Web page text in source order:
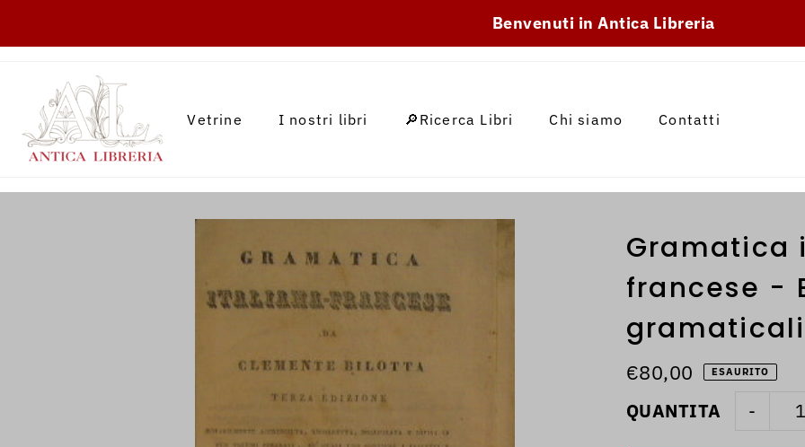
TRANSLATION MISSING: IT.ACCESSIBILITY.SKIP_TO_TEXTBenvenuti in Antica Libreria
Vetrine I nostri libri 🔎Ricerca Libri Chi siamo Contatti
francese -
gramaticali
€80,00 ESAURITO
QUANTITA -